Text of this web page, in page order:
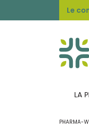
Le
LA
PHARMA-